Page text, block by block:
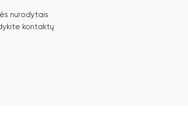
nurodytais
kontaktų